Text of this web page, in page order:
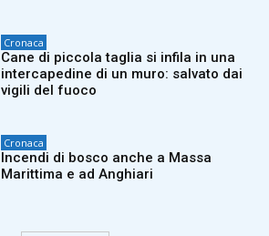
Cronaca
Cane di piccola taglia si infila in una
intercapedine di un muro: salvato dai
vigili del fuoco
Cronaca
Incendi di bosco anche a Massa
Marittima e ad Anghiari